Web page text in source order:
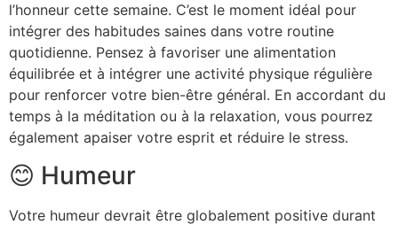
l’honneur cette semaine. C’est le moment idéal pour
intégrer des habitudes saines dans votre routine
quotidienne. Pensez à favoriser une alimentation
équilibrée et à intégrer une activité physique régulière
pour renforcer votre bien-être général. En accordant du
temps à la méditation ou à la relaxation, vous pourrez
également apaiser votre esprit et réduire le stress.
😊 Humeur
Votre humeur devrait être globalement positive durant